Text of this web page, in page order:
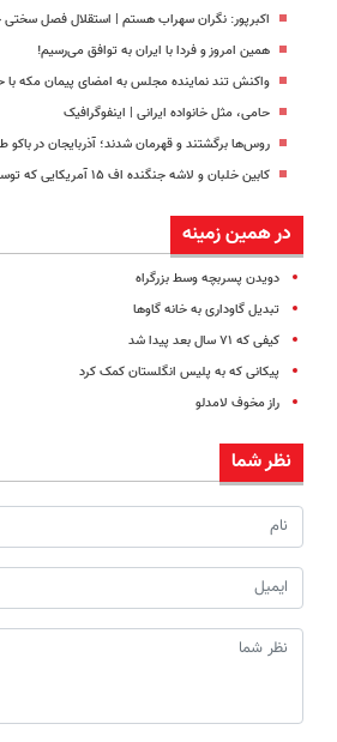
اکبرپور: نگران سهراب هستم | استقلال فصل
همین امروز و فردا با ایران به توافق می‌رسیم!
واکنش تند نماینده مجلس به امضای پیمان مکه با
حامی، مثل خانواده ایرانی | اینفوگرافیک
روس‌ها برگشتند و قهرمان شدند؛ آذربایجان در باکو
کابین خلبان و لاشه جنگنده اف ۱۵ آمریکایی که توسط ایران سرنگون شد + عکس
در همین زمینه
دویدن پسربچه وسط بزرگراه
تبدیل گاوداری به خانه گاو‌ها
کیفی که ۷۱ سال بعد پیدا شد
پیکانی که به پلیس انگلستان کمک کرد
راز مخوف لامدلو
نظر شما